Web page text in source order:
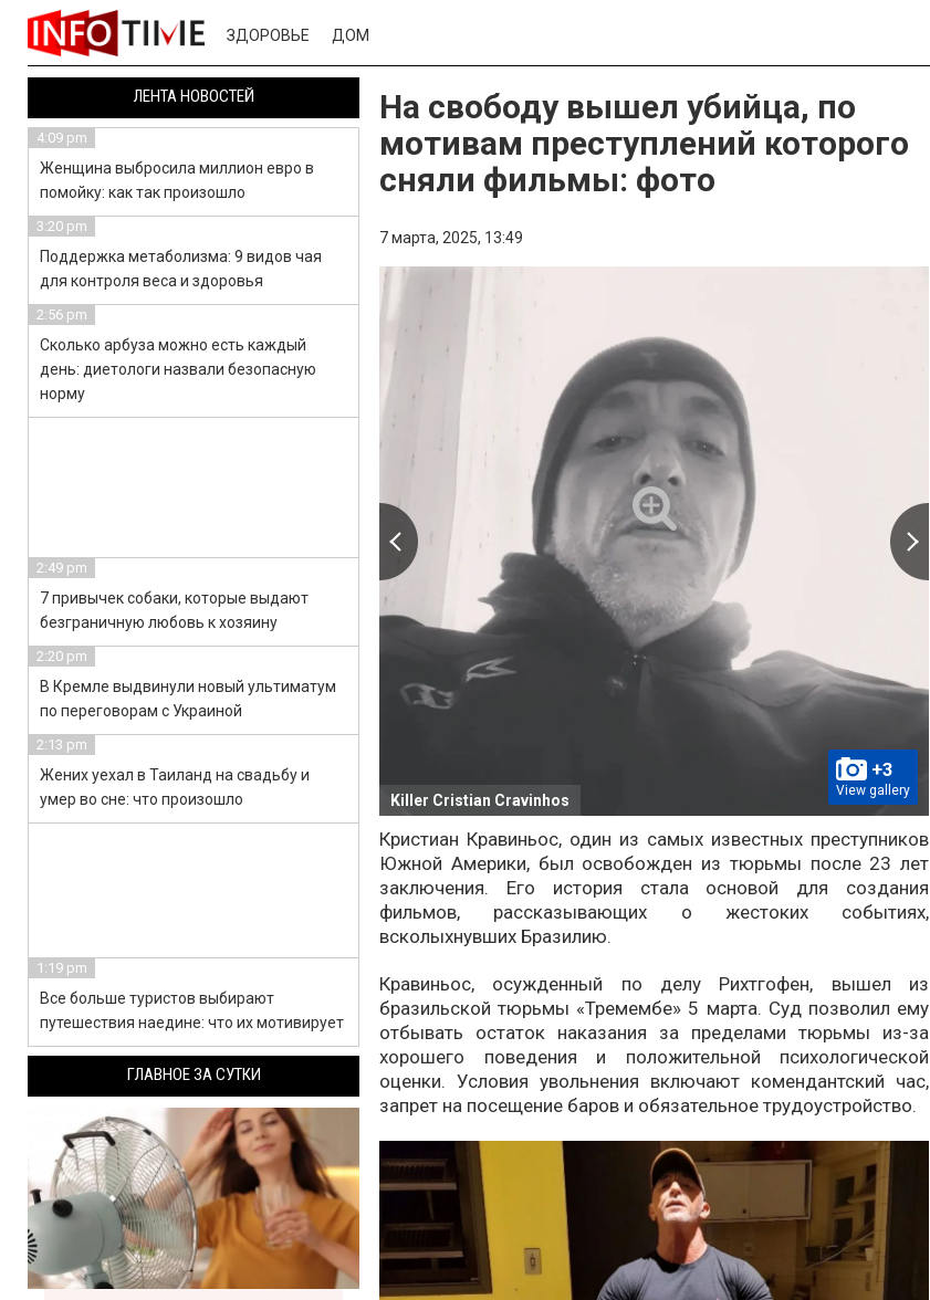
ЗДОРОВЬЕ ДОМ
На свободу вышел убийца, по
мотивам преступлений которого
сняли фильмы: фото
7 марта, 2025, 13:49
+3
View gallery
Killer Cristian Cravinhos
Кристиан Кравиньос, один из самых известных преступников
Южной Америки, был освобожден из тюрьмы после 23 лет
заключения. Его история стала основой для создания
фильмов, рассказывающих о жестоких событиях,
всколыхнувших Бразилию.
Кравиньос, осужденный по делу Рихтгофен, вышел из
бразильской тюрьмы «Тремембе» 5 марта. Суд позволил ему
отбывать остаток наказания за пределами тюрьмы из-за
хорошего поведения и положительной психологической
оценки. Условия увольнения включают комендантский час,
запрет на посещение баров и обязательное трудоустройство.
ЛЕНТА НОВОСТЕЙ
4:09 pm
Женщина выбросила миллион евро в
помойку: как так произошло
3:20 pm
Поддержка метаболизма: 9 видов чая
для контроля веса и здоровья
2:56 pm
Сколько арбуза можно есть каждый
день: диетологи назвали безопасную
норму
2:49 pm
7 привычек собаки, которые выдают
безграничную любовь к хозяину
2:20 pm
В Кремле выдвинули новый ультиматум
по переговорам с Украиной
2:13 pm
Жених уехал в Таиланд на свадьбу и
умер во сне: что произошло
1:19 pm
Все больше туристов выбирают
путешествия наедине: что их мотивирует
ГЛАВНОЕ ЗА СУТКИ